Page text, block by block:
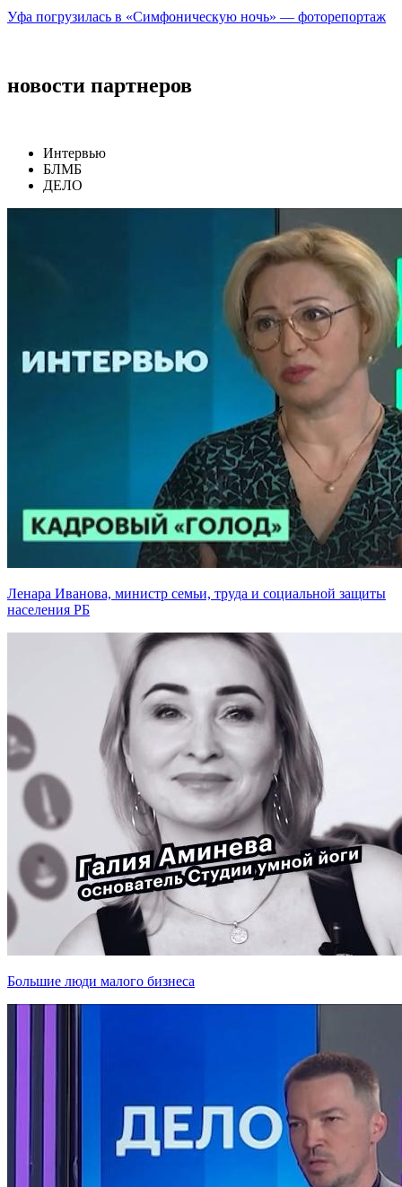
Уфа погрузилась в «Симфоническую ночь» — фоторепортаж
новости партнеров
Интервью
БЛМБ
ДЕЛО
Ленара Иванова, министр семьи, труда и социальной защиты
населения РБ
Большие люди малого бизнеса